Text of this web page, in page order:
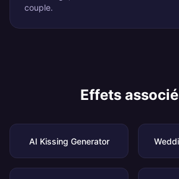
couple.
Effets
AI Kissing Generator